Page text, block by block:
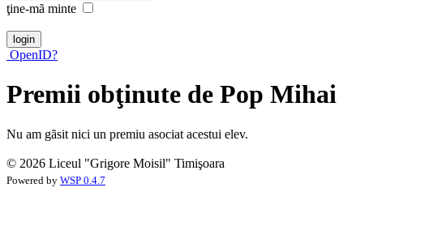
ţine-mã minte
OpenID?
Premii obţinute de Pop Mihai
Nu am gãsit nici un premiu asociat acestui elev.
© 2026 Liceul "Grigore Moisil" Timişoara
Powered by WSP 0.4.7